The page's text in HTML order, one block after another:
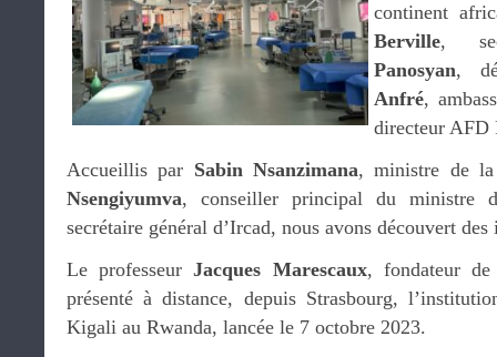
continent
Berville,
Panosyan,
Anfré,
directeur AFD
Accueillis par Sabin Nsanzimana, ministre de
Nsengiyumva, conseiller principal du ministre
secrétaire général d’Ircad, nous avons découvert
Le professeurJacques Marescaux, fondateur
présenté à distance, depuis Strasbourg,
Kigali au Rwanda, lancée le 7 octobre 2023.